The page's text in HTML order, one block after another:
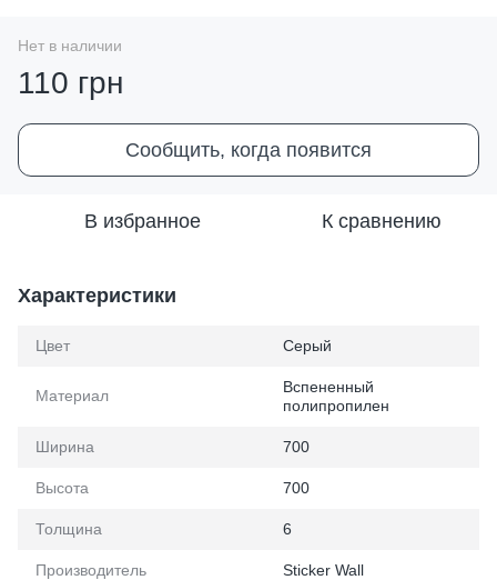
Нет в наличии
110 грн
Сообщить, когда появится
В избранное К сравнению
Характеристики
Цвет Серый
Материал
Вспененный
полипропилен
Ширина 700
Высота 700
Толщина 6
Производитель Sticker Wall